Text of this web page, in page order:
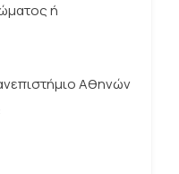
ή
Αθηνών